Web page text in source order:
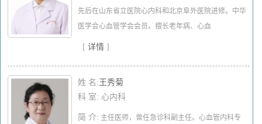
先后在山东省立医院心内科和北京阜外医院进修。中华
医学会心血管学会会员。擅长老年病、心血
[ 详情 ]
姓 名: ​王秀菊
科 室: 心内科
简 介: 主任医师，曾任急诊科副主任。心血管内科专